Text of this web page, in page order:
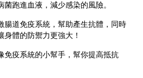
菌跑進血液 ，減少感染的風險。
腸道免疫系統，幫助產生抗體 ，同時
身體的防禦力更強大！
免疫系統的小幫手，幫你提高抵抗